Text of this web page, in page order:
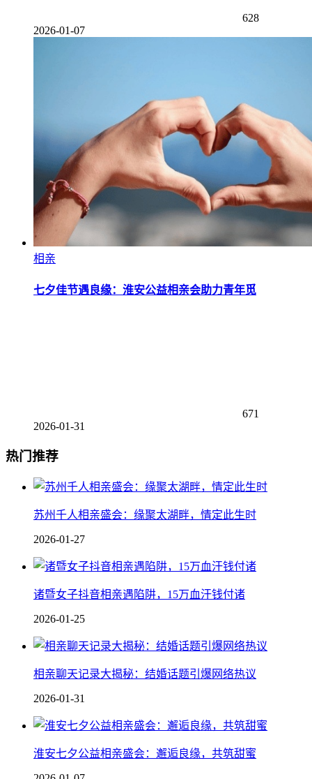
628
2026-01-07
相亲
七夕佳节遇良缘：淮安公益相亲会助力青年觅
671
2026-01-31
热门推荐
苏州千人相亲盛会：缘聚太湖畔，情定此生时
2026-01-27
诸暨女子抖音相亲遇陷阱，15万血汗钱付诸
2026-01-25
相亲聊天记录大揭秘：结婚话题引爆网络热议
2026-01-31
淮安七夕公益相亲盛会：邂逅良缘，共筑甜蜜